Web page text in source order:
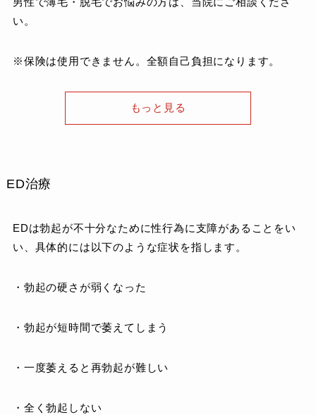
い。
※保険は使用できません。全額自己負担になります。
もっと見る
ED治療
EDは勃起が不十分なために性行為に支障があることをい
い、具体的には以下のような症状を指します。
・勃起の硬さが弱くなった
・勃起が短時間で萎えてしまう
・一度萎えると再勃起が難しい
・全く勃起しない